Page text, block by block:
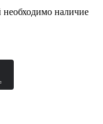
наличие